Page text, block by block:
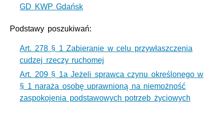
GD KWP Gdańsk
Podstawy poszukiwań:
Art. 278 § 1 Zabieranie w celu przywłaszczenia
cudzej rzeczy ruchomej
Art. 209 § 1a Jeżeli sprawca czynu określonego w
§ 1 naraża osobę uprawnioną na niemożność
zaspokojenia podstawowych potrzeb życiowych